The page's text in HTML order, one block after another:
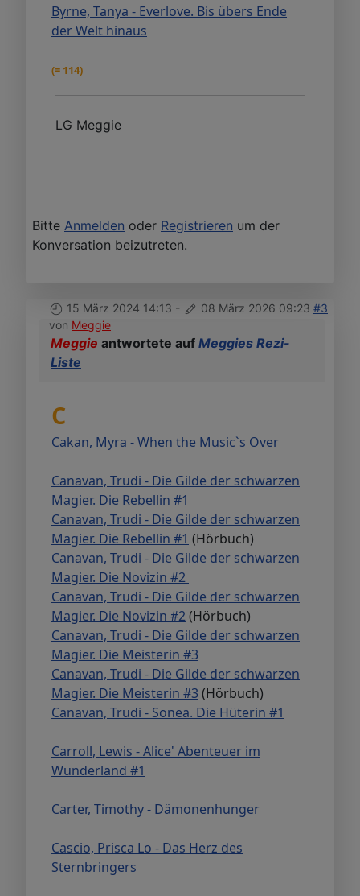
Byrne, Tanya - Everlove. Bis übers Ende
der Welt hinaus
(= 114)
LG Meggie
Bitte Anmelden oder Registrieren um der
Konversation beizutreten.
15 März 2024 14:13 - 08 März 2026 09:23 #3
von Meggie
Meggie antwortete auf Meggies Rezi-
Liste
C
Cakan, Myra - When the Music`s Over
Canavan, Trudi - Die Gilde der schwarzen
Magier. Die Rebellin #1
Canavan, Trudi - Die Gilde der schwarzen
Magier. Die Rebellin #1 (Hörbuch)
Canavan, Trudi - Die Gilde der schwarzen
Magier. Die Novizin #2
Canavan, Trudi - Die Gilde der schwarzen
Magier. Die Novizin #2(Hörbuch)
Canavan, Trudi - Die Gilde der schwarzen
Magier. Die Meisterin #3
Canavan, Trudi - Die Gilde der schwarzen
Magier. Die Meisterin #3 (Hörbuch)
Canavan, Trudi - Sonea. Die Hüterin #1
Carroll, Lewis - Alice' Abenteuer im
Wunderland #1
Carter, Timothy - Dämonenhunger
Cascio, Prisca Lo - Das Herz des
Sternbringers